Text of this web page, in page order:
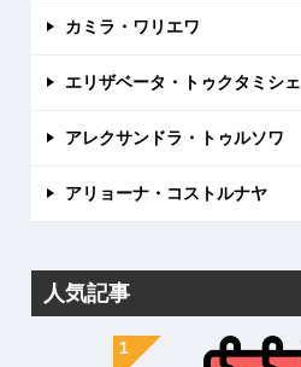
カミラ・ワリエワ
エリザベータ・トゥクタミシェ
アレクサンドラ・トゥルソワ
アリョーナ・コストルナヤ
人気記事